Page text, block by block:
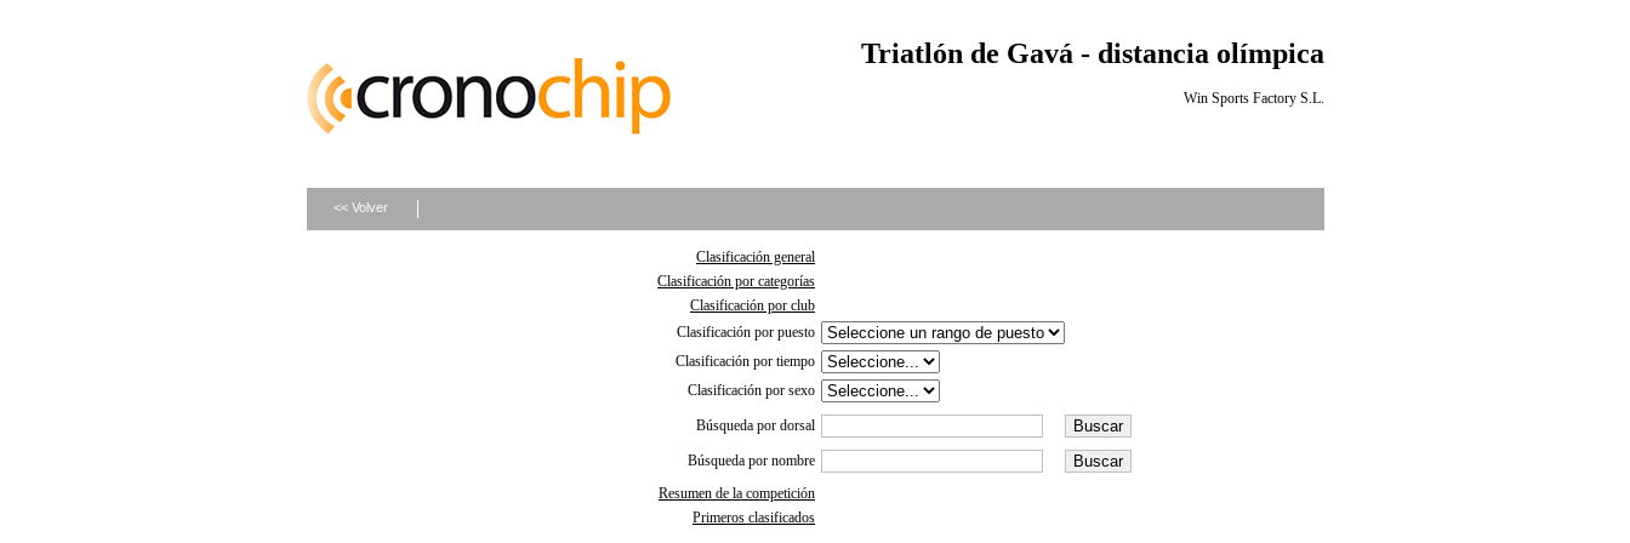
Triatlón de Gavá - distancia olímpica
Win Sports Factory S.L.
<< Volver
Clasificación general
Clasificación por categorías
Clasificación por club
Clasificación por puesto
Clasificación por tiempo
Clasificación por sexo
Búsqueda por dorsal
Búsqueda por nombre
Resumen de la competición
Primeros clasificados